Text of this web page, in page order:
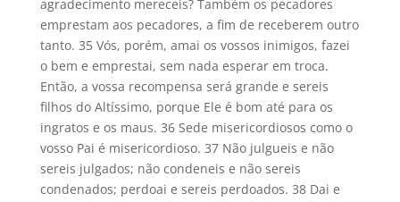
agradecimento mereceis? Também os pecadores
emprestam aos pecadores, a fim de receberem outro
tanto. 35 Vós, porém, amai os vossos inimigos, fazei
o bem e emprestai, sem nada esperar em troca.
Então, a vossa recompensa será grande e sereis
filhos do Altíssimo, porque Ele é bom até para os
ingratos e os maus. 36 Sede misericordiosos como o
vosso Pai é misericordioso. 37 Não julgueis e não
sereis julgados; não condeneis e não sereis
condenados; perdoai e sereis perdoados. 38 Dai e